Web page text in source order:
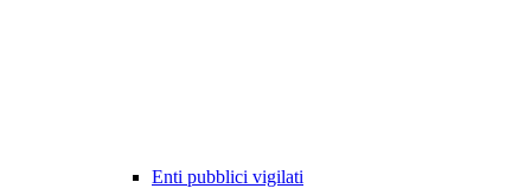
Enti pubblici vigilati